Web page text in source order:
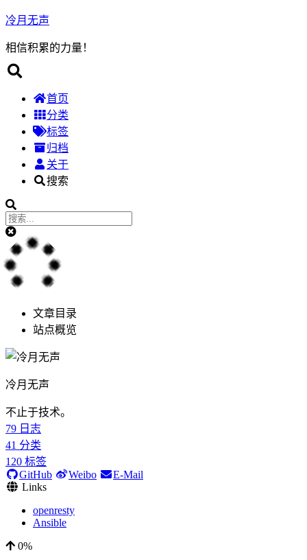
冷月无声
相信积累的力量！
首页
分类
标签
归档
关于
搜索
文章目录
站点概览
冷月无声
不止于技术。
79 日志
41 分类
120 标签
GitHub
Weibo
E-Mail
Links
openresty
Ansible
0%